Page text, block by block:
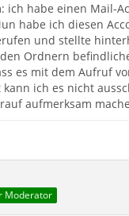
ich habe einen Mail-
habe ich diesen
und stellte
Ordnern
es mit dem Aufruf
ich es nicht
aufmerksam
Moderator